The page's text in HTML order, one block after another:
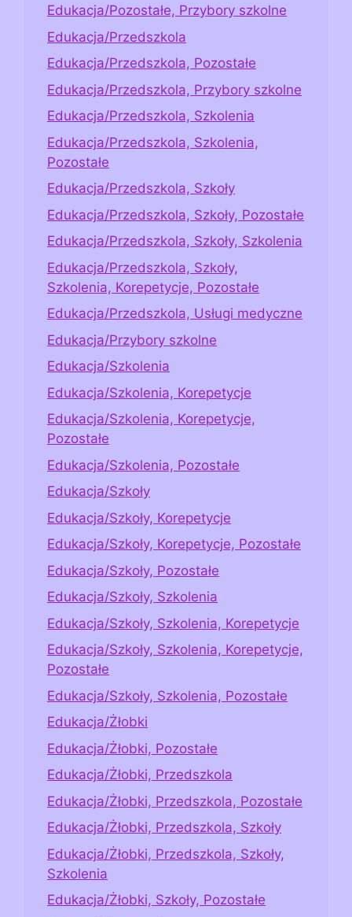
Edukacja/Pozostałe, Przybory szkolne
Edukacja/Przedszkola
Edukacja/Przedszkola, Pozostałe
Edukacja/Przedszkola, Przybory szkolne
Edukacja/Przedszkola, Szkolenia
Edukacja/Przedszkola, Szkolenia,
Pozostałe
Edukacja/Przedszkola, Szkoły
Edukacja/Przedszkola, Szkoły, Pozostałe
Edukacja/Przedszkola, Szkoły, Szkolenia
Edukacja/Przedszkola, Szkoły,
Szkolenia, Korepetycje, Pozostałe
Edukacja/Przedszkola, Usługi medyczne
Edukacja/Przybory szkolne
Edukacja/Szkolenia
Edukacja/Szkolenia, Korepetycje
Edukacja/Szkolenia, Korepetycje,
Pozostałe
Edukacja/Szkolenia, Pozostałe
Edukacja/Szkoły
Edukacja/Szkoły, Korepetycje
Edukacja/Szkoły, Korepetycje, Pozostałe
Edukacja/Szkoły, Pozostałe
Edukacja/Szkoły, Szkolenia
Edukacja/Szkoły, Szkolenia, Korepetycje
Edukacja/Szkoły, Szkolenia, Korepetycje,
Pozostałe
Edukacja/Szkoły, Szkolenia, Pozostałe
Edukacja/Żłobki
Edukacja/Żłobki, Pozostałe
Edukacja/Żłobki, Przedszkola
Edukacja/Żłobki, Przedszkola, Pozostałe
Edukacja/Żłobki, Przedszkola, Szkoły
Edukacja/Żłobki, Przedszkola, Szkoły,
Szkolenia
Edukacja/Żłobki, Szkoły, Pozostałe